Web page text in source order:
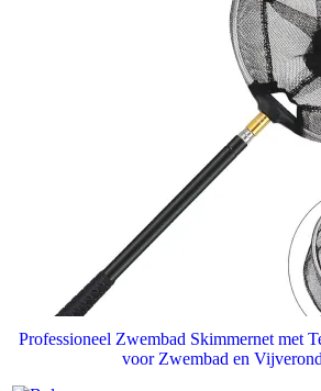
Professioneel Zwembad Skimmernet met
voor Zwembad en